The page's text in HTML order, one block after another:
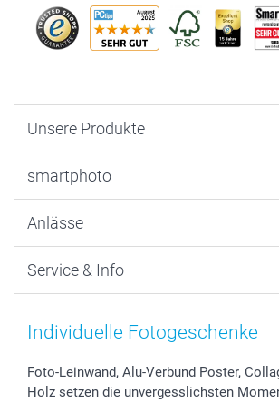
Unsere Produkte
Fotogeschenke
MyNameBook
Fotoabzüge, Fotos als Buch & Poster
Zubehör & Material
Sticker & Etiketten
Geschenk-Gutscheine (PDF)
smartphoto
Warum smartphoto
Datenschutz
AGB
Presse
Partnerprogramme
Anlässe
Neujahr
Muttertag
Kommunion & Konfirmation
Hochzeit
Service & Info
Anmelden /Registrieren
Lieferfristen
72h Lieferung
Individuelle Fotogeschenke
Foto-Leinwand, Alu-Verbund Poster,
Holz setzen die unvergesslichsten